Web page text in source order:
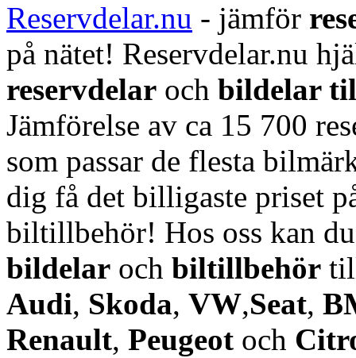
Reservdelar.nu - jämför
på nätet! Reservdelar.nu
reservdelar och bildelar
Jämförelse av ca 15 700
som passar de flesta
dig få det billigaste priset
biltillbehör! Hos oss kan
bildelar och biltillbehör
Audi, Skoda, VW,Seat,
Renault, Peugeot och